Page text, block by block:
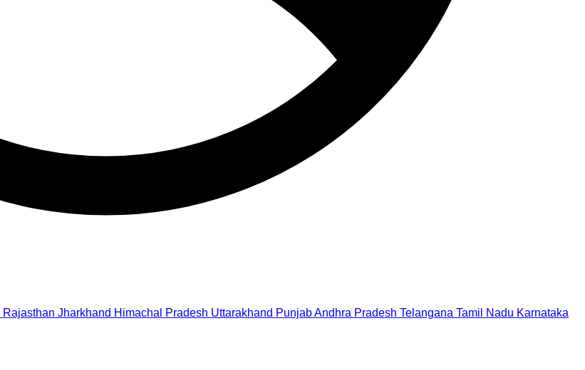
Rajasthan Jharkhand Himachal Pradesh Uttarakhand PunjabAndhra Pradesh Telangana Tamil Nadu Karnataka